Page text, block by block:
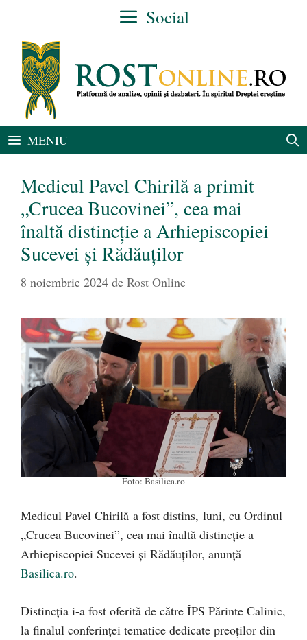
conținut
Social
MENIU
Medicul Pavel Chirilă a primit
„Crucea Bucovinei”, cea mai
înaltă distincție a Arhiepiscopiei
Sucevei și Rădăuților
8 noiembrie 2024 de Rost Online
Foto: Basilica.ro
Medicul Pavel Chirilă a fost distins, luni, cu Ordinul
„Crucea Bucovinei”, cea mai înaltă distincție a
Arhiepiscopiei Sucevei și Rădăuților, anunță
Basilica.ro.
Distincția i-a fost oferită de către ÎPS Părinte Calinic,
la finalul conferinței tematice dedicate preoților din